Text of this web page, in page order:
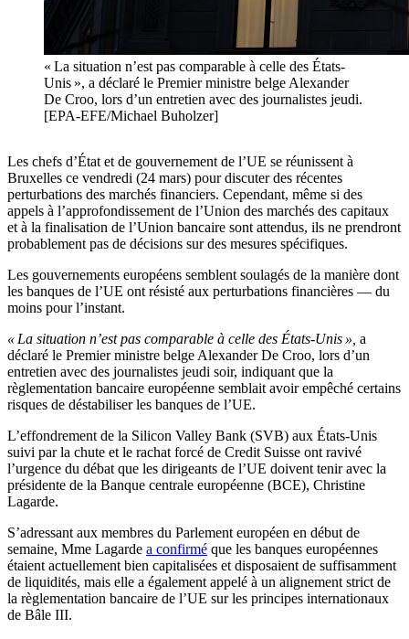
« La situation n’est pas comparable à celle des États-
Unis », a déclaré le Premier ministre belge Alexander
De Croo, lors d’un entretien avec des journalistes jeudi.
[EPA-EFE/Michael Buholzer]
Les chefs d’État et de gouvernement de l’UE se réunissent à
Bruxelles ce vendredi (24 mars) pour discuter des récentes
perturbations des marchés financiers. Cependant, même si des
appels à l’approfondissement de l’Union des marchés des capitaux
et à la finalisation de l’Union bancaire sont attendus, ils ne prendront
probablement pas de décisions sur des mesures spécifiques.
Les gouvernements européens semblent soulagés de la manière dont
les banques de l’UE ont résisté aux perturbations financières — du
moins pour l’instant.
« La situation n’est pas comparable à celle des États-Unis », a
déclaré le Premier ministre belge Alexander De Croo, lors d’un
entretien avec des journalistes jeudi soir, indiquant que la
règlementation bancaire européenne semblait avoir empêché certains
risques de déstabiliser les banques de l’UE.
L’effondrement de la Silicon Valley Bank (SVB) aux États-Unis
suivi par la chute et le rachat forcé de Credit Suisse ont ravivé
l’urgence du débat que les dirigeants de l’UE doivent tenir avec la
présidente de la Banque centrale européenne (BCE), Christine
Lagarde.
S’adressant aux membres du Parlement européen en début de
semaine, Mme Lagarde a confirmé que les banques européennes
étaient actuellement bien capitalisées et disposaient de suffisamment
de liquidités, mais elle a également appelé à un alignement strict de
la règlementation bancaire de l’UE sur les principes internationaux
de Bâle III.